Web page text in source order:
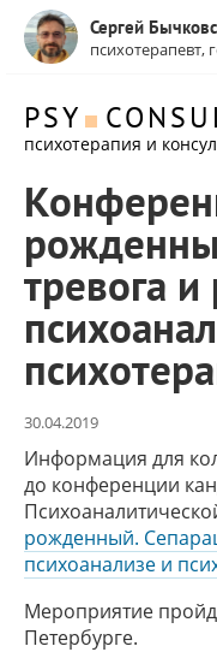
PSY
психотерапия и
Сергей
психотерапевт,
тревога и
30.04.2019
Информация для
до конференции
рожденный.
психоанализе и
Мероприятие
Петербурге.